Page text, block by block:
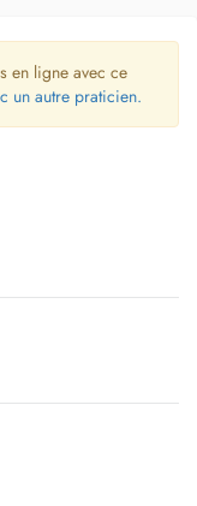
en ligne avec ce
un autre praticien.